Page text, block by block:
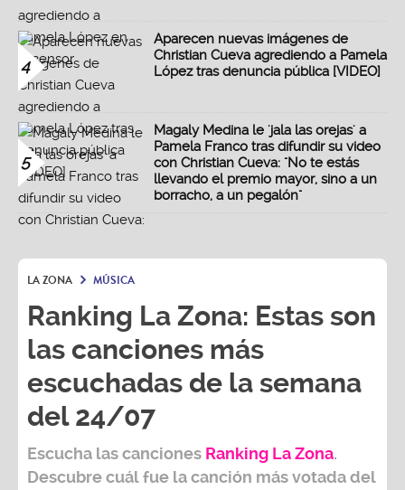
4
Aparecen nuevas imágenes de
Christian Cueva agrediendo a Pamela
López tras denuncia pública [VIDEO]
5
Magaly Medina le 'jala las orejas' a
Pamela Franco tras difundir su video
con Christian Cueva: "No te estás
llevando el premio mayor, sino a un
borracho, a un pegalón"
LA ZONA MÚSICA
Ranking La Zona: Estas son
las canciones más
escuchadas de la semana
del 24/07
Escucha las canciones Ranking La Zona.
Descubre cuál fue la canción más votada del